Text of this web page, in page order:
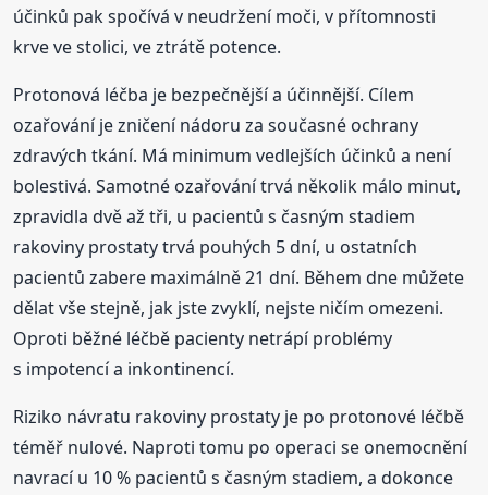
účinků pak spočívá v neudržení moči, v přítomnosti
krve ve stolici, ve ztrátě potence.
Protonová léčba je bezpečnější a účinnější. Cílem
ozařování je zničení nádoru za současné ochrany
zdravých tkání. Má minimum vedlejších účinků a není
bolestivá. Samotné ozařování trvá několik málo minut,
zpravidla dvě až tři, u pacientů s časným stadiem
rakoviny prostaty trvá pouhých 5 dní, u ostatních
pacientů zabere maximálně 21 dní. Během dne můžete
dělat vše stejně, jak jste zvyklí, nejste ničím omezeni.
Oproti běžné léčbě pacienty netrápí problémy
s impotencí a inkontinencí.
Riziko návratu rakoviny prostaty je po protonové léčbě
téměř nulové. Naproti tomu po operaci se onemocnění
navrací u 10 % pacientů s časným stadiem, a dokonce